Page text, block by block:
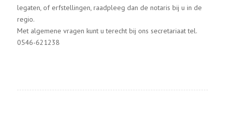
legaten, of erfstellingen, raadpleeg dan de notaris bij u in de
regio.
Met algemene vragen kunt u terecht bij ons secretariaat tel.
0546-621238